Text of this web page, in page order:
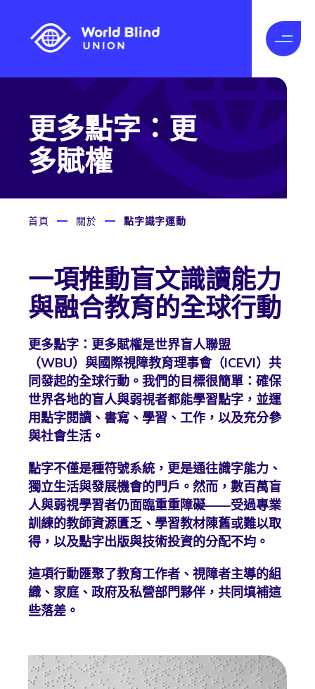
更多點字：更
多賦權
首頁 關於 點字識字運動
一項推動盲文識讀能力
與融合教育的全球行動
更多點字：更多賦權是世界盲人聯盟
（WBU）與國際視障教育理事會（ICEVI）共
同發起的全球行動。我們的目標很簡單：確保
世界各地的盲人與弱視者都能學習點字，並運
用點字閱讀、書寫、學習、工作，以及充分參
與社會生活。
點字不僅是種符號系統，更是通往識字能力、
獨立生活與發展機會的門戶。然而，數百萬盲
人與弱視學習者仍面臨重重障礙——受過專業
訓練的教師資源匱乏、學習教材陳舊或難以取
得，以及點字出版與技術投資的分配不均。
這項行動匯聚了教育工作者、視障者主導的組
織、家庭、政府及私營部門夥伴，共同填補這
些落差。